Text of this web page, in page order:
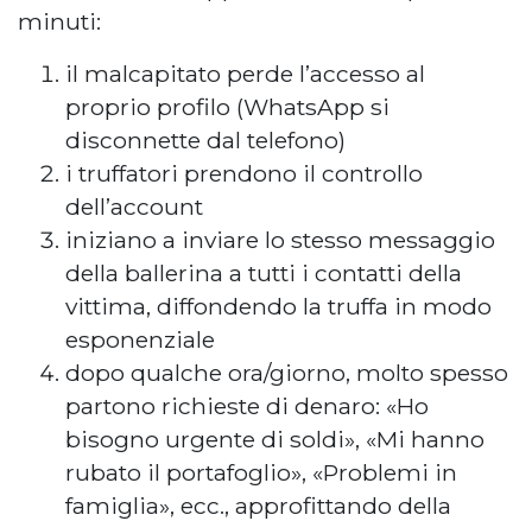
minuti:
il malcapitato perde l’accesso al
proprio profilo (WhatsApp si
disconnette dal telefono)
i truffatori prendono il controllo
dell’account
iniziano a inviare lo stesso messaggio
della ballerina a tutti i contatti della
vittima, diffondendo la truffa in modo
esponenziale
dopo qualche ora/giorno, molto spesso
partono richieste di denaro: «Ho
bisogno urgente di soldi», «Mi hanno
rubato il portafoglio», «Problemi in
famiglia», ecc., approfittando della